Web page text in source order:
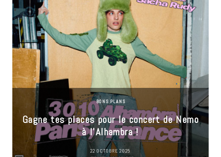
BONS PLANS
Gagne tes places pour le concert de Nemo
à l’Alhambra !
22 OCTOBRE 2025